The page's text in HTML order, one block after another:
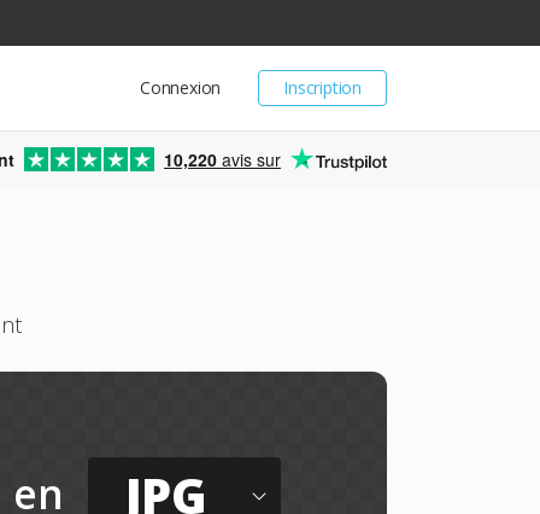
Inscription
Connexion
10,220 avis sur
en JPG